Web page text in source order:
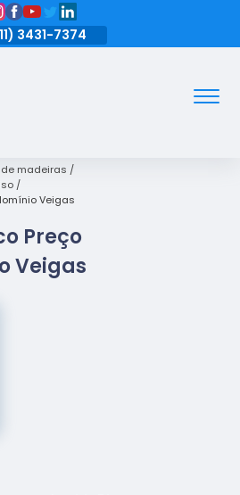
3431-7374
madeiras
Veigas
Preço
Veigas